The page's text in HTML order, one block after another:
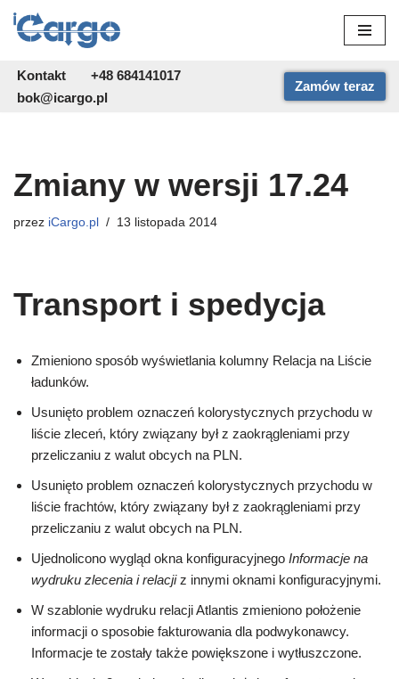
do
treści
Kontakt
+48 684141017
bok@icargo.pl
Zamów teraz
Zmiany w wersji 17.24
przez iCargo.pl 13 listopada 2014
Transport i spedycja
Zmieniono sposób wyświetlania kolumny Relacja na Liście
ładunków.
Usunięto problem oznaczeń kolorystycznych przychodu w
liście zleceń, który związany był z zaokrągleniami przy
przeliczaniu z walut obcych na PLN.
Usunięto problem oznaczeń kolorystycznych przychodu w
liście frachtów, który związany był z zaokrągleniami przy
przeliczaniu z walut obcych na PLN.
Ujednolicono wygląd okna konfiguracyjnego Informacje na
wydruku zlecenia i relacjiz innymi oknami konfiguracyjnymi.
W szablonie wydruku relacji Atlantis zmieniono położenie
informacji o sposobie fakturowania dla podwykonawcy.
Informacje te zostały także powiększone i wytłuszczone.